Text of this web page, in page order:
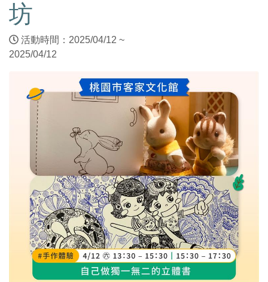
坊
活動時間：2025/04/12 ~
2025/04/12